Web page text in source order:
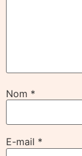
Nom *
E-mail *